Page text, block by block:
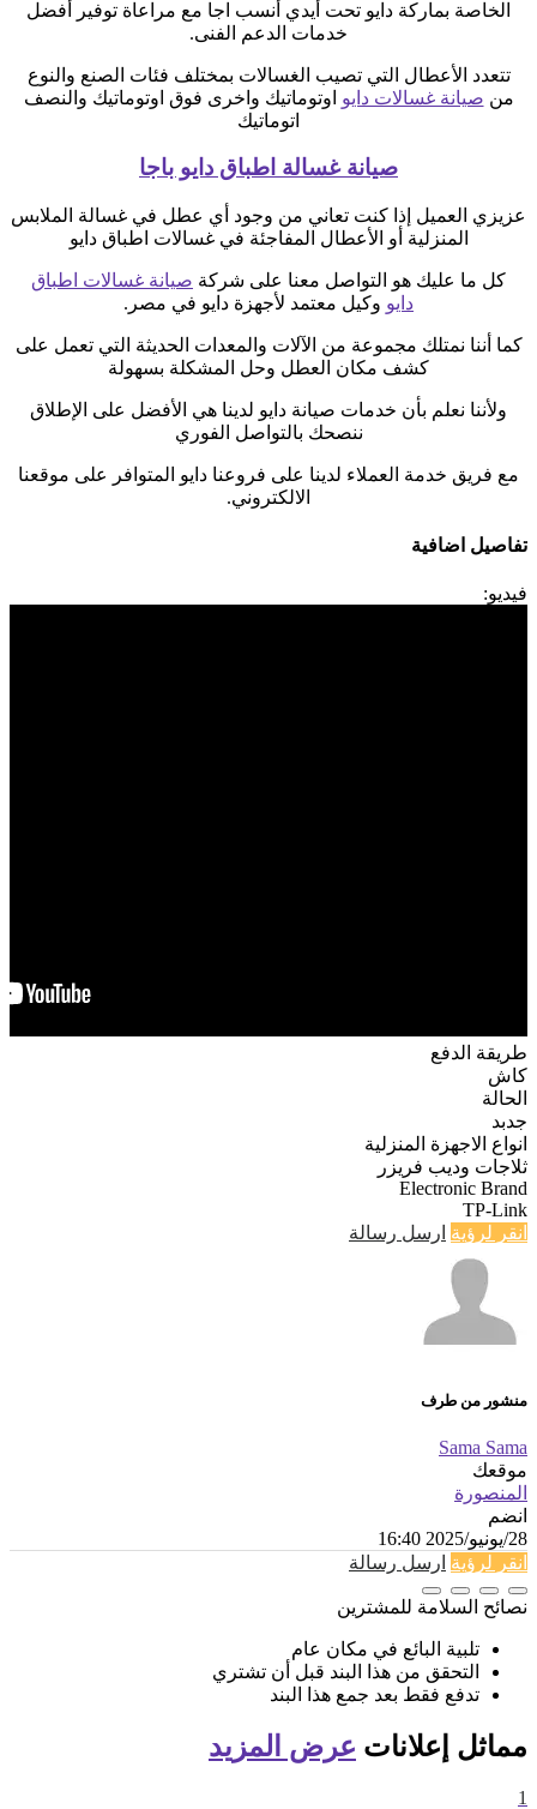
الخاصة بماركة دايو تحت أيدي أنسب اجا مع مراعاة توفير أفضل
خدمات الدعم الفنى.
تتعدد الأعطال التي تصيب الغسالات بمختلف فئات الصنع والنوع
من صيانة غسالات دايو اوتوماتيك واخرى فوق اوتوماتيك والنصف
اتوماتيك
صيانة غسالة اطباق دايو باجا
عزيزي العميل إذا كنت تعاني من وجود أي عطل في غسالة الملابس
المنزلية أو الأعطال المفاجئة في غسالات اطباق دايو
كل ما عليك هو التواصل معنا على شركة صيانة غسالات اطباق
دايو وكيل معتمد لأجهزة دايو في مصر.
كما أننا نمتلك مجموعة من الآلات والمعدات الحديثة التي تعمل على
كشف مكان العطل وحل المشكلة بسهولة
ولأننا نعلم بأن خدمات صيانة دايو لدينا هي الأفضل على الإطلاق
ننصحك بالتواصل الفوري
مع فريق خدمة العملاء لدينا على فروعنا دايو المتوافر على موقعنا
الالكتروني.
تفاصيل اضافية
فيديو:
طريقة الدفع
كاش
الحالة
جدبد
انواع الاجهزة المنزلية
ثلاجات وديب فريزر
Electronic Brand
TP-Link
انقر لرؤية ارسل رسالة
منشور من طرف
Sama Sama
موقعك
المنصورة
انضم
28/يونيو/2025 16:40
انقر لرؤية ارسل رسالة
نصائح السلامة للمشترين
تلبية البائع في مكان عام
التحقق من هذا البند قبل أن تشتري
تدفع فقط بعد جمع هذا البند
مماثل إعلانات عرض المزيد
1